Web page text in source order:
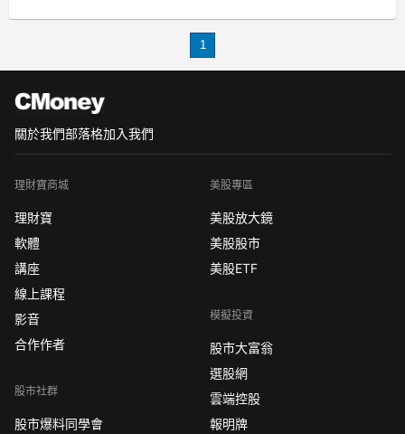
名下的北投與內湖房產，前者開價8000
1
關於我們部落格加入我們
理財寶商城
理財寶
軟體
講座
線上課程
影音
合作作者
股市社群
股市爆料同學會
美股專區
美股放大鏡
美股股市
美股ETF
模擬投資
股市大富翁
選股網
雲端控股
報明牌